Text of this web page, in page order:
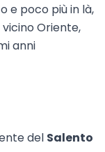
e poco più in là,
Oriente,
anni
del Salento